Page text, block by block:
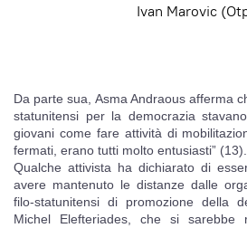
Ivan Marovic
Da parte sua, Asma Andraous afferma
statunitensi per la democrazia
giovani come fare attività di
fermati, erano tutti molto entusiasti” (13).
Qualche attivista ha dichiarato di
avere mantenuto le distanze dalle
filo-statunitensi di promozione della
Michel Elefteriades, che si sarebbe